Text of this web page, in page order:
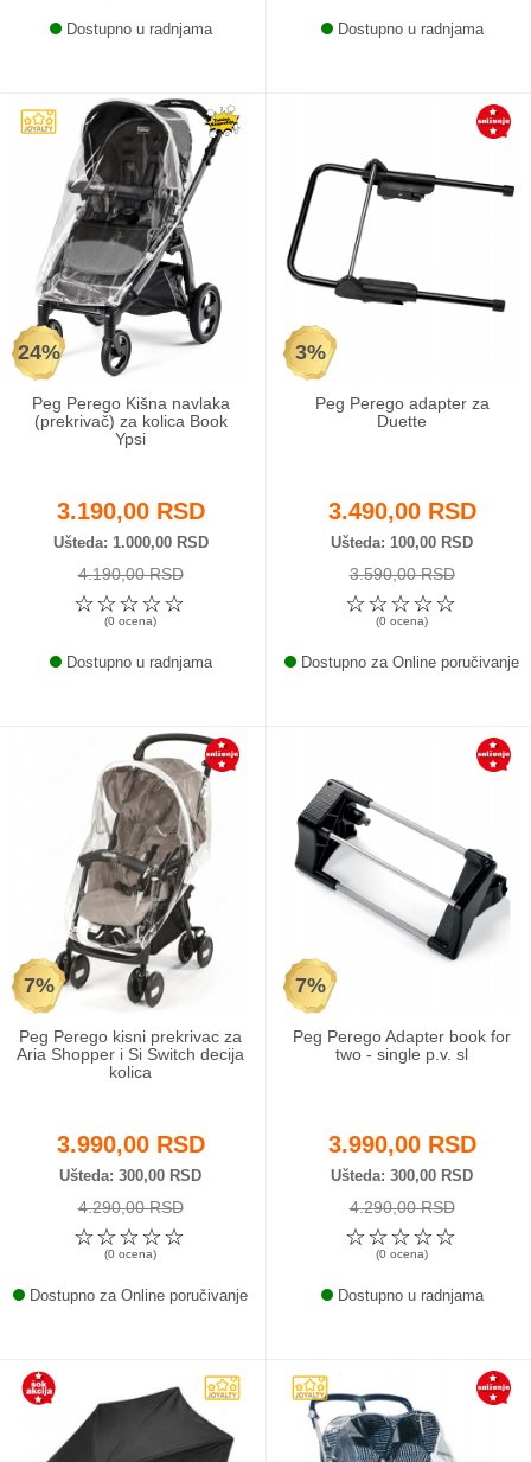
Dostupno u radnjama Dostupno u radnjama
24%
Peg Perego Kišna navlaka
(prekrivač) za kolica Book
Ypsi
3.190,00 RSD
Ušteda 1.000,00 RSD
4.190,00 RSD
☆
☆
☆
☆
☆
(0 ocena)
Dostupno u radnjama
3%
Peg Perego adapter za
Duette
3.490,00 RSD
Ušteda 100,00 RSD
3.590,00 RSD
☆
☆
☆
☆
☆
(0 ocena)
Dostupno za Online poručivanje
7%
Peg Perego kisni prekrivac za
Aria Shopper i Si Switch decija
kolica
3.990,00 RSD
Ušteda 300,00 RSD
4.290,00 RSD
☆
☆
☆
☆
☆
(0 ocena)
Dostupno za Online poručivanje
7%
Peg Perego Adapter book for
two - single p.v. sl
3.990,00 RSD
Ušteda 300,00 RSD
4.290,00 RSD
☆
☆
☆
☆
☆
(0 ocena)
Dostupno u radnjama